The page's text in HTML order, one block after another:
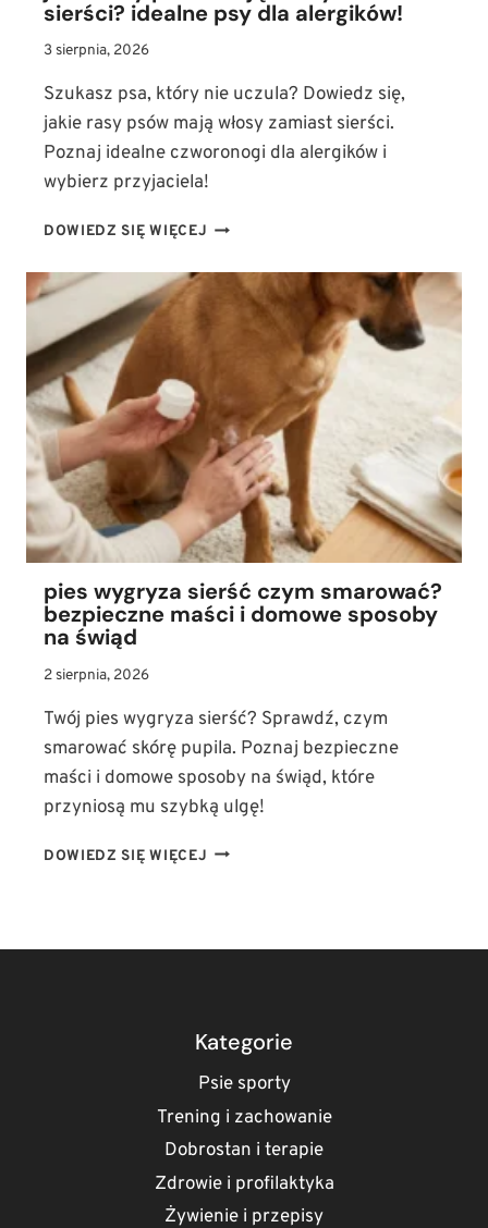
sierści? idealne psy dla alergików!
3 sierpnia, 2026
Szukasz psa, który nie uczula? Dowiedz się,
jakie rasy psów mają włosy zamiast sierści.
Poznaj idealne czworonogi dla alergików i
wybierz przyjaciela!
DOWIEDZ SIĘ WIĘCEJ JAKIE
PSÓW
MAJĄ
WŁOSY
PSY
DLA
ALERGIKÓW!
pies wygryza sierść czym smarować?
bezpieczne maści i domowe sposoby
na świąd
2 sierpnia, 2026
Twój pies wygryza sierść? Sprawdź, czym
smarować skórę pupila. Poznaj bezpieczne
maści i domowe sposoby na świąd, które
przyniosą mu szybką ulgę!
DOWIEDZ SIĘ WIĘCEJ PIES
DOMOWE
SPOSOBY
NA
Kategorie
Psie sporty
Trening i zachowanie
Dobrostan i terapie
Zdrowie i profilaktyka
Żywienie i przepisy